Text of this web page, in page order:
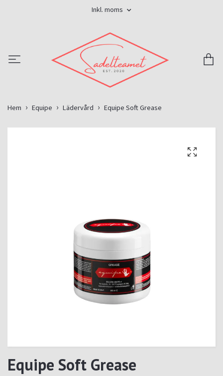
Inkl. moms
Hem Equipe Lädervård Equipe Soft Grease
Equipe Soft Grease